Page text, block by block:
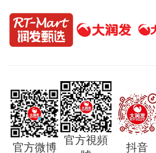
官方微博 官方視頻
抖音